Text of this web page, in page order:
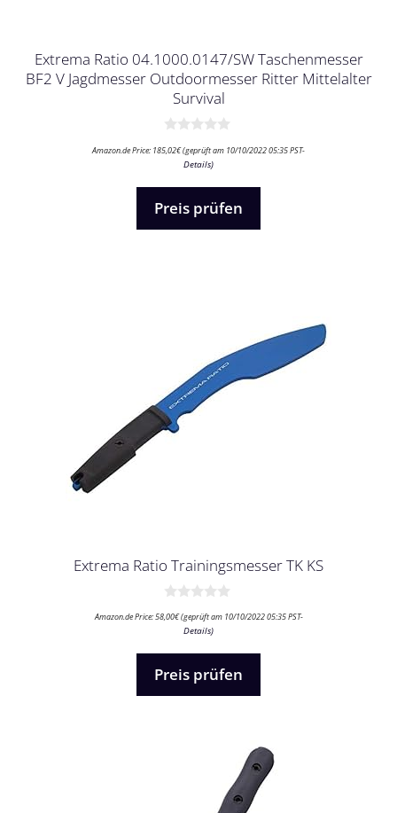
Extrema Ratio 04.1000.0147/SW Taschenmesser
BF2 V Jagdmesser Outdoormesser Ritter Mittelalter
Survival
v
Amazon.de Price: 185,02€(geprüft am 10/10/2022 05:35 PST-
Details)
Preis prüfen
Extrema Ratio Trainingsmesser TK KS
v
Amazon.de Price:58,00€(geprüft am 10/10/2022 05:35 PST-
Details)
Preis prüfen